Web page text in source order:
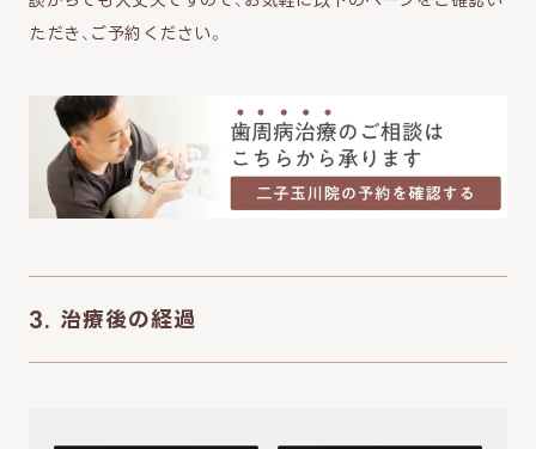
ただき、ご予約ください。
3. 治療後の経過